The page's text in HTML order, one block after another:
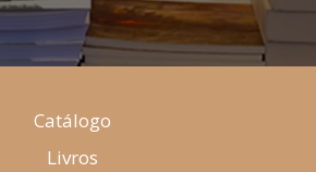
Catálogo
Livros